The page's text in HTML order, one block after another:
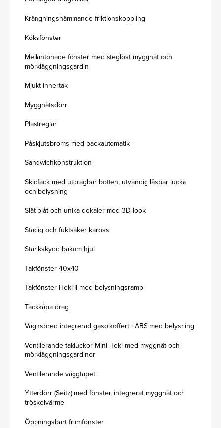
Krängningshämmande friktionskoppling
Köksfönster
Mellantonade fönster med steglöst myggnät och
mörkläggningsgardin
Mjukt innertak
Myggnätsdörr
Plastreglar
Påskjutsbroms med backautomatik
Sandwichkonstruktion
Skidfack med utdragbar botten, utvändig låsbar lucka
och belysning
Slät plåt och unika dekaler med 3D-look
Stadig och fuktsäker kaross
Stänkskydd bakom hjul
Takfönster 40x40
Takfönster Heki II med belysningsramp
Täckkåpa drag
Vagnsbred integrerad gasolkoffert i ABS med belysning
Ventilerande takluckor Mini Heki med myggnät och
mörkläggningsgardiner
Ventilerande väggtapet
Ytterdörr (Seitz) med fönster, integrerat myggnät och
tröskelvärme
Öppningsbart framfönster